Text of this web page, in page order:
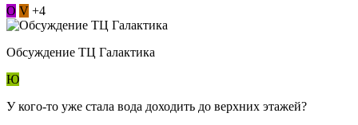
О V +4
Обсуждение ТЦ Галактика
Ю
У кого-то уже стала вода доходить до верхних этажей?